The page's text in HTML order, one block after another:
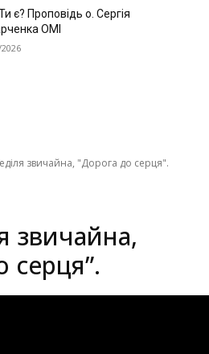
є? Проповідь о. Сергія
ОМІ